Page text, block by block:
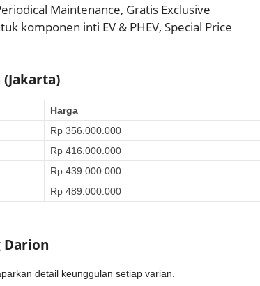
Maintenance, Gratis Exclusive
komponen inti EV & PHEV, Special Price
Harga
Rp 356.000.000
Rp 416.000.000
Rp 439.000.000
Rp 489.000.000
Darion
detail keunggulan setiap varian.